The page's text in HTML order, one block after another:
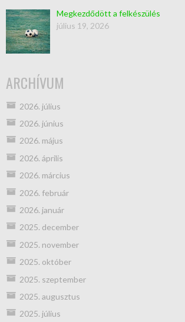
Megkezdődött a felkészülés
július 19, 2026
ARCHÍVUM
2026. július
2026. június
2026. május
2026. április
2026. március
2026. február
2026. január
2025. december
2025. november
2025. október
2025. szeptember
2025. augusztus
2025. július